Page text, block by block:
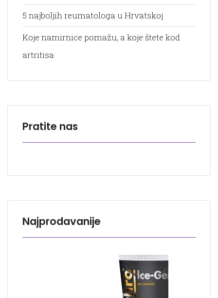
5 najboljih reumatologa u Hrvatskoj
Koje namirnice pomažu, a koje štete kod
artritisa
Pratite nas
Najprodavanije